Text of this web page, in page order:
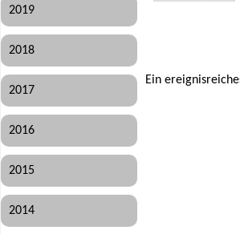
2019
2018
2017
2016
2015
2014
Ein